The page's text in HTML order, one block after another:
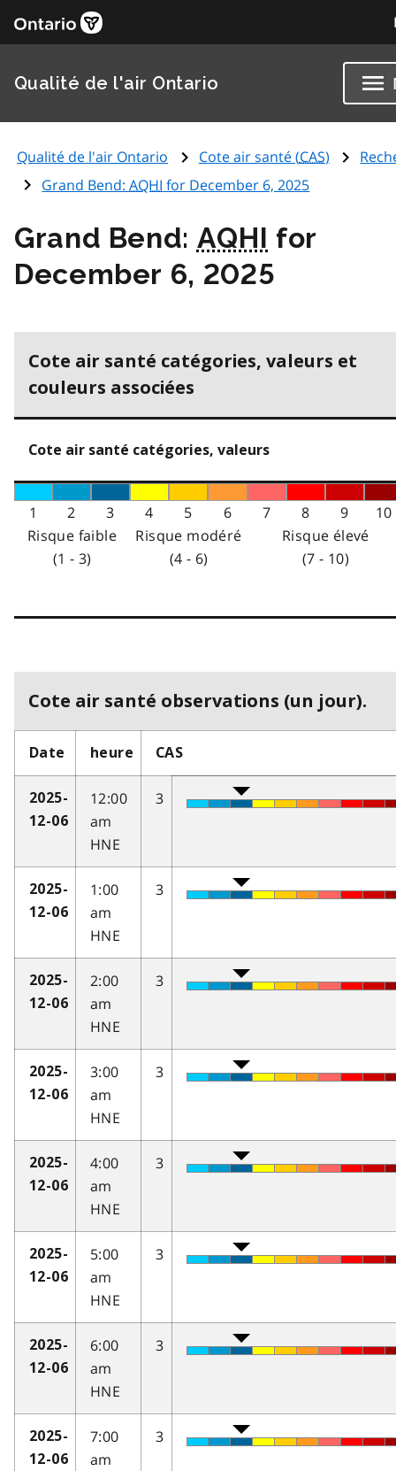
Qualité de l'air Ontario
Qualité de l'air Ontario Cote air santé (CAS)
Grand Bend:AQHI for December 6, 2025
Grand Bend: AQHI for
December 6, 2025
Cote air santé catégories, valeurs et
couleurs associées
Cote air santé catégories, valeurs
1 2 3 4 5 6 7 8 9
10
Risque faible
(1 - 3)
Risque modéré
(4 - 6)
Risque élevé
(7 - 10)
Cote air santé observations (un jour).
Date heure CAS
2025-
12-06
12:00
am
HNE
3
2025-
12-06
1:00
am
HNE
3
2025-
12-06
2:00
am
HNE
3
2025-
12-06
3:00
am
HNE
3
2025-
12-06
4:00
am
HNE
3
2025-
12-06
5:00
am
HNE
3
2025-
12-06
6:00
am
HNE
3
2025-
12-06
7:00
am
3